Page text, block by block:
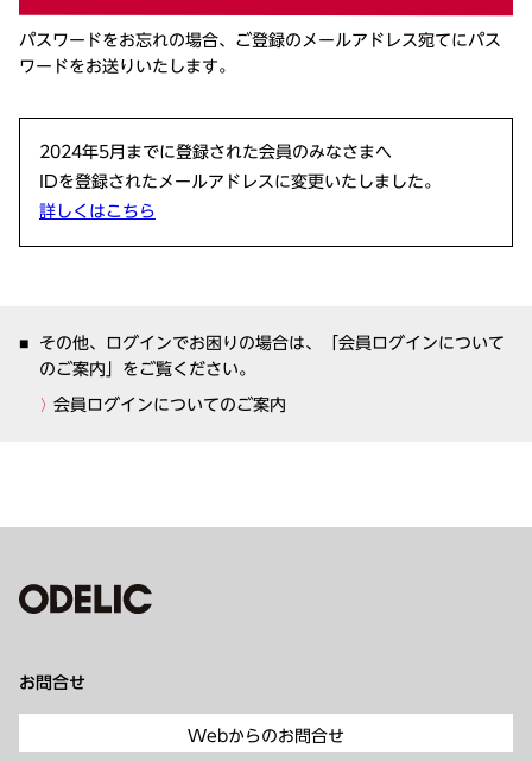
パスワードをお忘れの場合、ご登録のメールアドレス宛てにパス
ワードをお送りいたします。
2024年5月までに登録された会員のみなさまへ
IDを登録されたメールアドレスに変更いたしました。
詳しくはこちら
その他、ログインでお困りの場合は、「会員ログインについて
のご案内」をご覧ください。
会員ログインについてのご案内
お問合せ
Webからのお問合せ